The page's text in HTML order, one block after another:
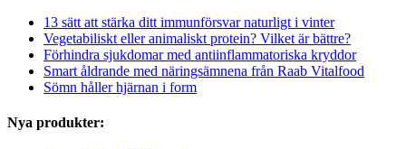
13 sätt att stärka ditt immunförsvar naturligt i vinter
Vegetabiliskt eller animaliskt protein? Vilket är bättre?
Förhindra sjukdomar med antiinflammatoriska kryddor
Smart åldrande med näringsämnena från Raab Vitalfood
Sömn håller hjärnan i form
Nya produkter: